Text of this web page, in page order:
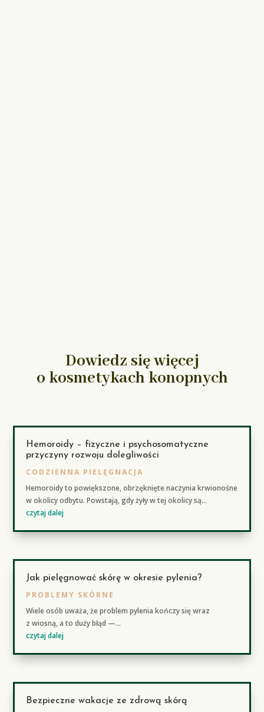
Dowiedz się więcej
o kosmetykach konopnych
Hemoroidy – fizyczne i psychosomatyczne
przyczyny rozwoju dolegliwości
CODZIENNA PIELĘGNACJA
Hemoroidy to powiększone, obrzęknięte naczynia krwionośne
w okolicy odbytu. Powstają, gdy żyły w tej okolicy są...
czytaj dalej
Jak pielęgnować skórę w okresie pylenia?
PROBLEMY SKÓRNE
Wiele osób uważa, że problem pylenia kończy się wraz
z wiosną, a to duży błąd —...
czytaj dalej
Bezpieczne wakacje ze zdrową skórą